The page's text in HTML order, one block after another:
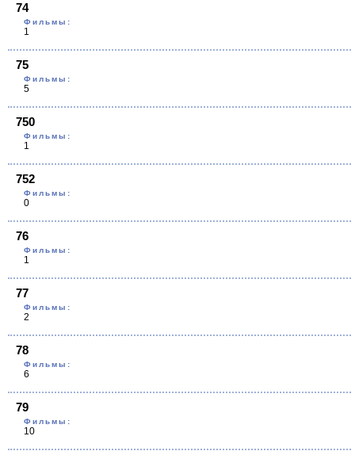
74
Фильмы:
1
75
Фильмы:
5
750
Фильмы:
1
752
Фильмы:
0
76
Фильмы:
1
77
Фильмы:
2
78
Фильмы:
6
79
Фильмы:
10